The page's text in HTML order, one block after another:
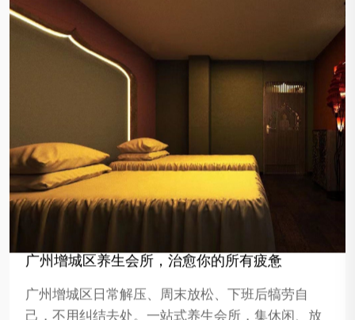
广州增城区养生会所，治愈你的所有疲惫
广州增城区日常解压、周末放松、下班后犒劳自
己，不用纠结去处。一站式养生会所，集休闲、放